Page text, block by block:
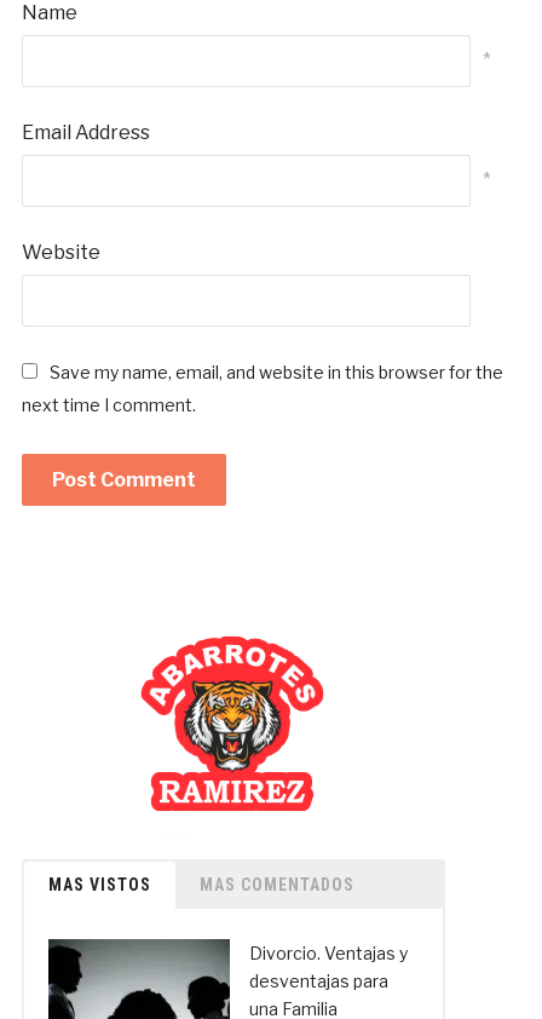
Name
*
Email Address
*
Website
Save my name, email, and website in this browser for the
next time I comment.
MAS VISTOS MAS COMENTADOS
Divorcio. Ventajas y
desventajas para
una Familia